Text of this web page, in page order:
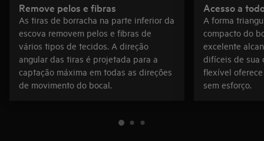
Remove pelos e fibras
As tiras de borracha na parte inferior da
escova removem pelos e fibras de
vários tipos de tecidos. A direção
angular das tiras é projetada para a
captação máxima em todas as direções
de movimento do bocal.
Acesso a
A forma
compacto do
excelente
difíceis de sua
flexível
sem esforço.